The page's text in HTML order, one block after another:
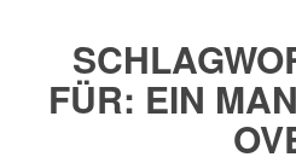
FÜR: EIN